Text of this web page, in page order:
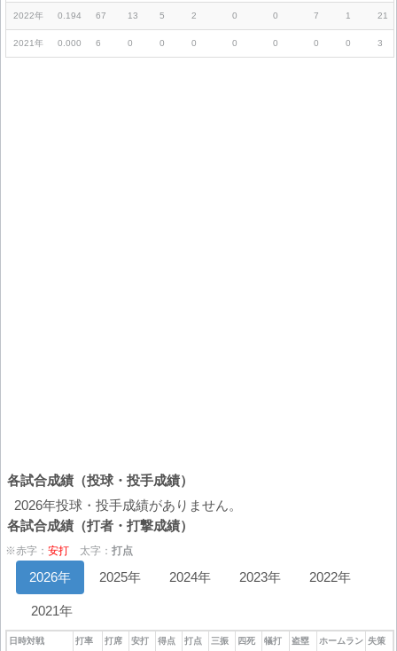
2022年 0.194 67 13 5 2 0 0 7 1 21
2021年 0.000 6 0 0 0 0 0 0 0 3
各試合成績（投球・投手成績）
2026年投球・投手成績がありません。
各試合成績（打者・打撃成績）
※赤字： 安打 太字： 打点
2026年 2025年 2024年 2023年 2022年
2021年
日時対戦 打率 打席 安打 得点 打点 三振 四死 犠打 盗塁 ホームラン 失策